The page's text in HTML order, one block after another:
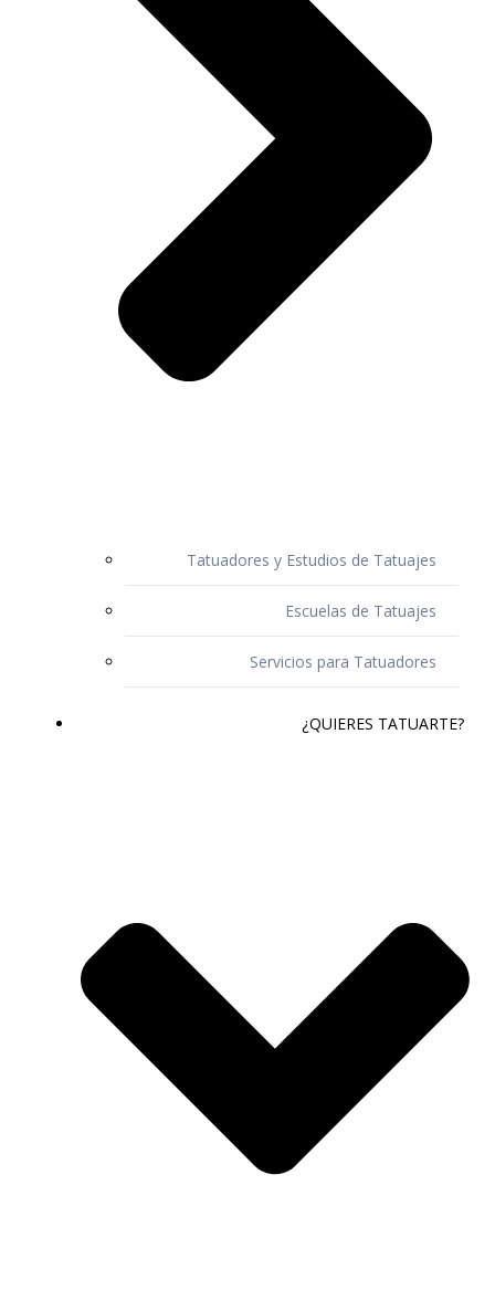
Tatuadores y Estudios de Tatuajes
Escuelas de Tatuajes
Servicios para Tatuadores
¿QUIERES TATUARTE?